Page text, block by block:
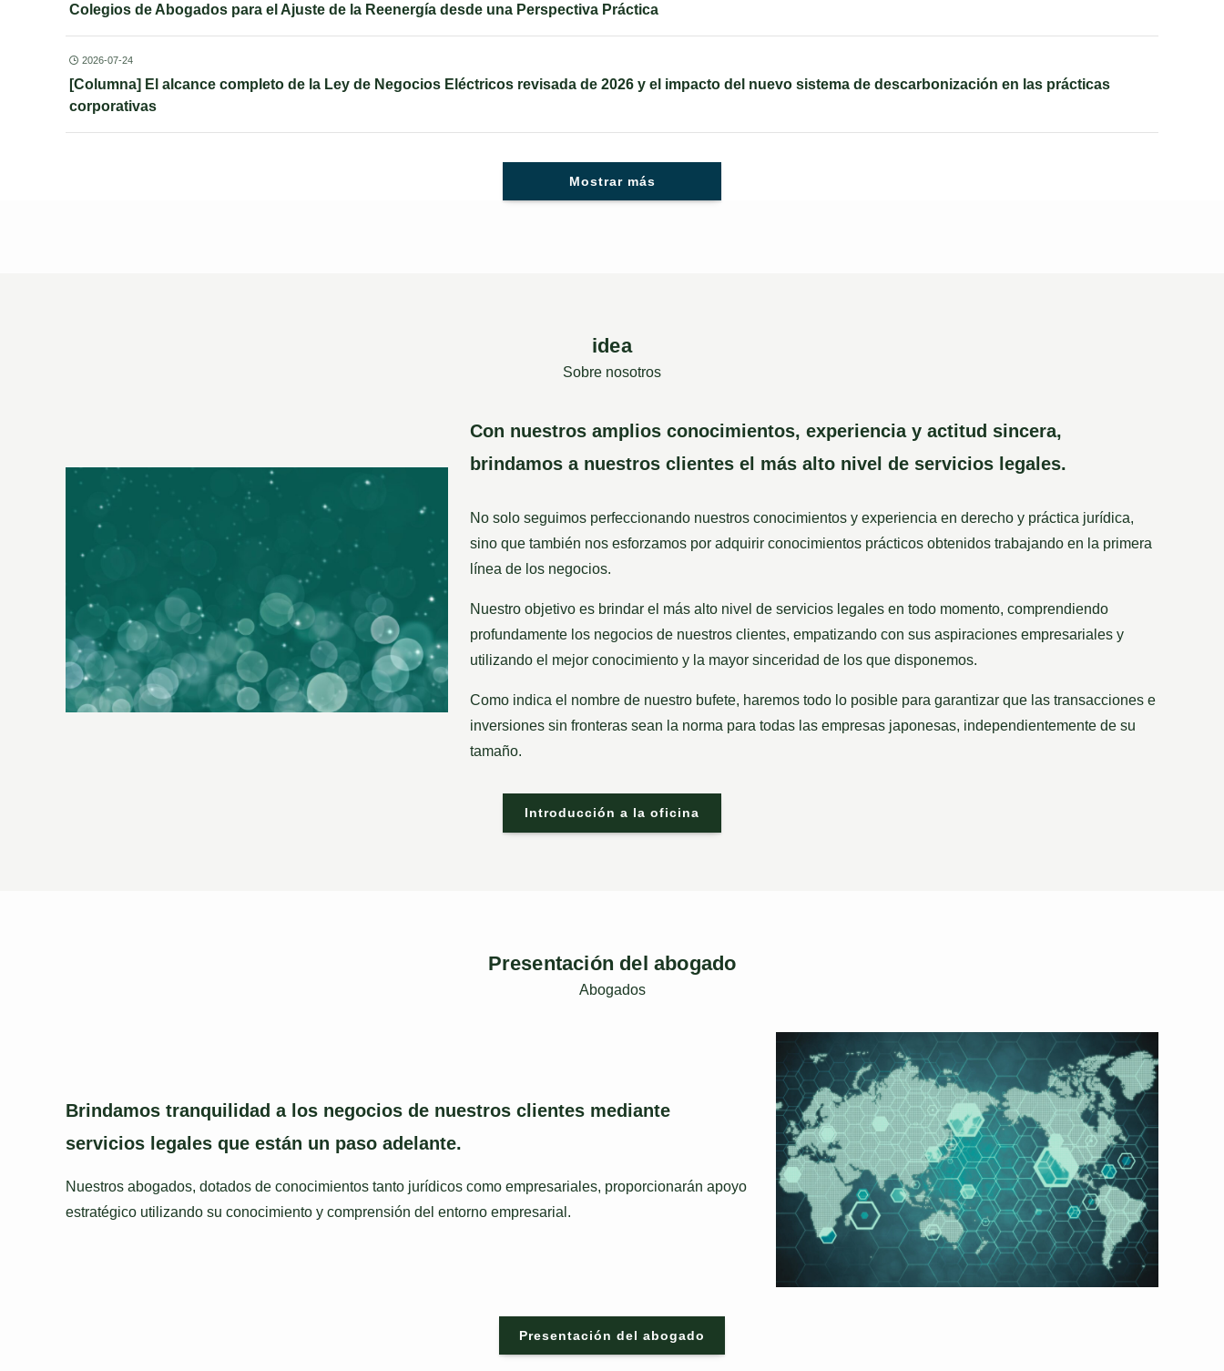
Colegios de Abogados para el Ajuste de la Reenergía desde una Perspectiva Práctica
2026-07-24
[Columna] El alcance completo de la Ley de Negocios Eléctricos revisada de 2026 y el impacto del nuevo sistema de descarbonización en las prácticas
corporativas
Mostrar más
idea
Sobre nosotros
Con nuestros amplios conocimientos, experiencia y actitud sincera,
brindamos a nuestros clientes el más alto nivel de servicios legales.
No solo seguimos perfeccionando nuestros conocimientos y experiencia en derecho y práctica jurídica,
sino que también nos esforzamos por adquirir conocimientos prácticos obtenidos trabajando en la primera
línea de los negocios.
Nuestro objetivo es brindar el más alto nivel de servicios legales en todo momento, comprendiendo
profundamente los negocios de nuestros clientes, empatizando con sus aspiraciones empresariales y
utilizando el mejor conocimiento y la mayor sinceridad de los que disponemos.
Como indica el nombre de nuestro bufete, haremos todo lo posible para garantizar que las transacciones e
inversiones sin fronteras sean la norma para todas las empresas japonesas, independientemente de su
tamaño.
Introducción a la oficina
Presentación del abogado
Abogados
Brindamos tranquilidad a los negocios de nuestros clientes mediante
servicios legales que están un paso adelante.
Nuestros abogados, dotados de conocimientos tanto jurídicos como empresariales, proporcionarán apoyo
estratégico utilizando su conocimiento y comprensión del entorno empresarial.
Presentación del abogado